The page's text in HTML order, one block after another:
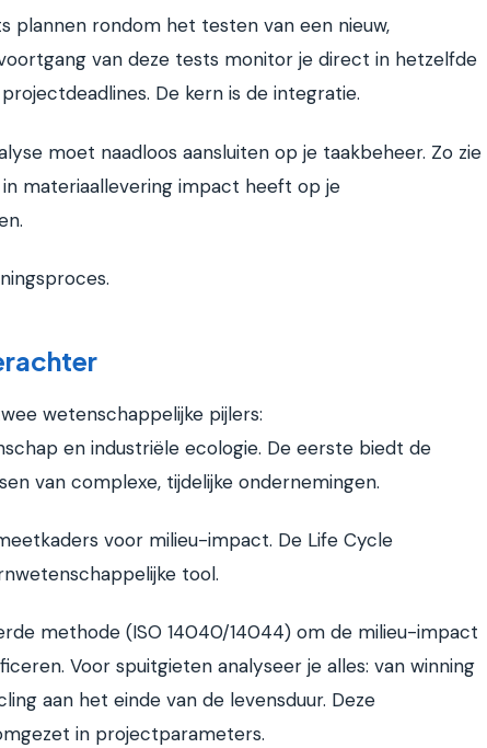
plannen rondom het testen van een nieuw,
van deze tests monitor je direct in hetzelfde
De kern is de integratie.
moet naadloos aansluiten op je taakbeheer. Zo zie
materiaallevering impact heeft op je
wetenschappelijke pijlers:
en industriële ecologie. De eerste biedt de
van complexe, tijdelijke ondernemingen.
voor milieu-impact. De Life Cycle
tool.
methode (ISO 14040/14044) om de milieu-impact
Voor spuitgieten analyseer je alles: van winning
aan het einde van de levensduur. Deze
in projectparameters.